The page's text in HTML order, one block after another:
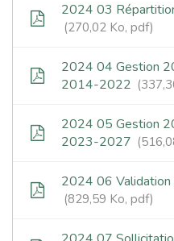
2024 03
270,02 Ko, pdf
2024 04 Gestion
2014-2022
2024 05 Gestion
2023-2027
2024 06
829,59 Ko, pdf